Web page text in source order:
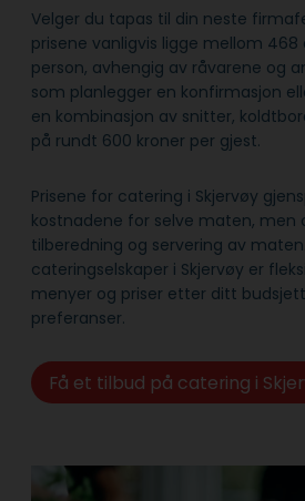
Velger du tapas til din neste
prisene vanligvis ligge mellom 468
person, avhengig av råvarene og
som planlegger en konfirmasjon
en kombinasjon av snitter,
på rundt 600 kroner per gjest.
Prisene for catering i Skjervøy
kostnadene for selve maten, men
tilberedning og servering av
cateringselskaper i Skjervøy er
menyer og priser etter ditt
preferanser.
Få et tilbud på catering i